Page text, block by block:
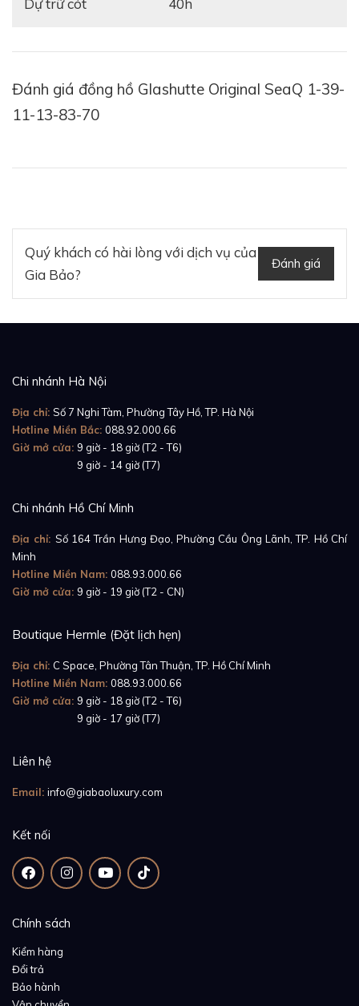
Đánh giá đồng hồ Glashutte Original SeaQ 1-39-
11-13-83-70
Quý khách có hài lòng với dịch vụ của
Gia Bảo?
Đánh giá
Chi nhánh Hà Nội
Địa chỉ: Số 7 Nghi Tàm, Phường Tây Hồ, TP. Hà Nội
Hotline Miền Bắc: 088.92.000.66
Giờ mở cửa: 9 giờ - 18 giờ (T2 - T6)
9 giờ - 14 giờ (T7)
Chi nhánh Hồ Chí Minh
Địa chỉ: Số 164 Trần Hưng Đạo, Phường Cầu Ông Lãnh, TP. Hồ Chí
Minh
Hotline Miền Nam: 088.93.000.66
Giờ mở cửa: 9 giờ - 19 giờ (T2 - CN)
Boutique Hermle (Đặt lịch hẹn)
Địa chỉ: C Space, Phường Tân Thuận, TP. Hồ Chí Minh
Hotline Miền Nam: 088.93.000.66
Giờ mở cửa: 9 giờ - 18 giờ (T2 - T6)
9 giờ - 17 giờ (T7)
Liên hệ
Email: info@giabaoluxury.com
Kết nối
Chính sách
Kiểm hàng
Đổi trả
Bảo hành